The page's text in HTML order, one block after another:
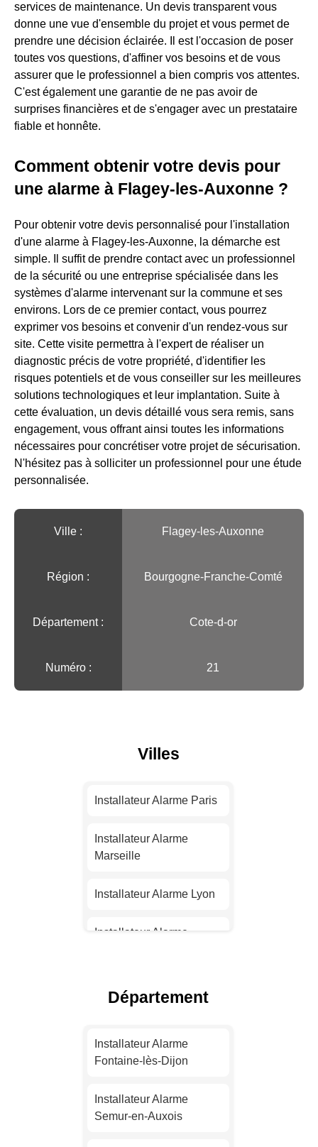
services de maintenance. Un devis transparent vous
donne une vue d'ensemble du projet et vous permet de
prendre une décision éclairée. Il est l'occasion de poser
toutes vos questions, d'affiner vos besoins et de vous
assurer que le professionnel a bien compris vos attentes.
C'est également une garantie de ne pas avoir de
surprises financières et de s'engager avec un prestataire
fiable et honnête.
Comment obtenir votre devis pour
une alarme à Flagey-les-Auxonne ?
Pour obtenir votre devis personnalisé pour l'installation
d'une alarme à Flagey-les-Auxonne, la démarche est
simple. Il suffit de prendre contact avec un professionnel
de la sécurité ou une entreprise spécialisée dans les
systèmes d'alarme intervenant sur la commune et ses
environs. Lors de ce premier contact, vous pourrez
exprimer vos besoins et convenir d'un rendez-vous sur
site. Cette visite permettra à l'expert de réaliser un
diagnostic précis de votre propriété, d'identifier les
risques potentiels et de vous conseiller sur les meilleures
solutions technologiques et leur implantation. Suite à
cette évaluation, un devis détaillé vous sera remis, sans
engagement, vous offrant ainsi toutes les informations
nécessaires pour concrétiser votre projet de sécurisation.
N'hésitez pas à solliciter un professionnel pour une étude
personnalisée.
Ville :️ Flagey-les-Auxonne
Région :️ Bourgogne-Franche-Comté
Département : Cote-d-or
Numéro : 21
Villes
Installateur Alarme Paris
Installateur Alarme
Marseille
Installateur Alarme Lyon
Installateur Alarme
Installateur Alarme Nice
Nantes
Strasbourg
Département
Installateur Alarme
Fontaine-lès-Dijon
Installateur Alarme
Semur-en-Auxois